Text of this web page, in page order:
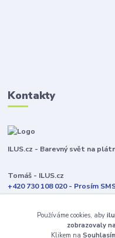
Kontakty
ILUS.cz - Barevný svět na
Tomáš - ILUS.cz
+420 730 108 020 - Prosím
Jsme většinu času ve výrobě
info@ilus.cz
Používáme cookies, aby
zobrazovaly
Klikem na